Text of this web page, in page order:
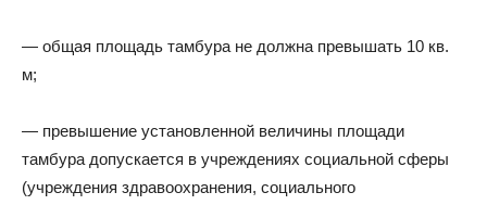
— общая площадь тамбура не должна превышать 10 кв.
м;
— превышение установленной величины площади
тамбура допускается в учреждениях социальной сферы
(учреждения здравоохранения, социального